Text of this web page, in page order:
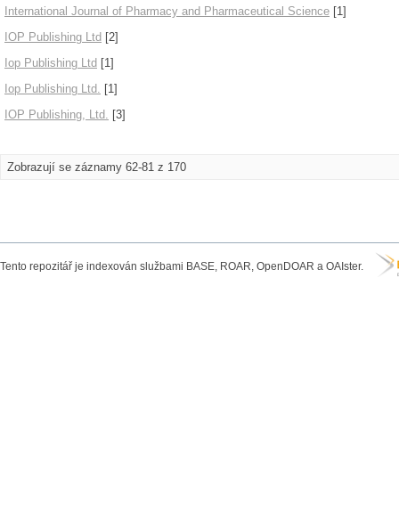
International Journal of Pharmacy and Pharmaceutical Science [1]
IOP Publishing Ltd [2]
Iop Publishing Ltd [1]
Iop Publishing Ltd. [1]
IOP Publishing, Ltd. [3]
Zobrazují se záznamy 62-81 z 170
Tento repozitář je indexován službami BASE, ROAR, OpenDOAR a OAIster.